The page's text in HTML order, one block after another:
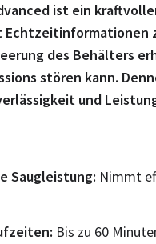
ist ein
Echtzeitinformationen
des Behälters
stören kann.
und
Saugleistung Nimmt
Bis zu 60